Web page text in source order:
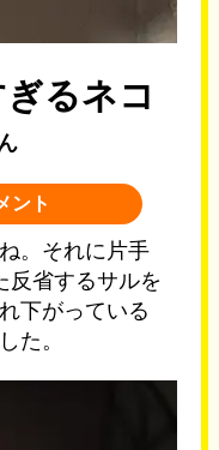
るネコ
ント
。それに片手
反省するサルを
下がっている
た。